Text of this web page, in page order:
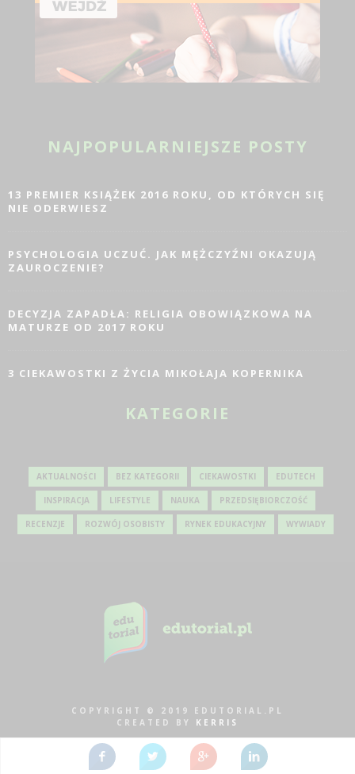
NAJPOPULARNIEJSZE POSTY
13 PREMIER KSIĄŻEK 2016 ROKU, OD KTÓRYCH SIĘ
NIE ODERWIESZ
PSYCHOLOGIA UCZUĆ. JAK MĘŻCZYŹNI OKAZUJĄ
ZAUROCZENIE?
DECYZJA ZAPADŁA: RELIGIA OBOWIĄZKOWA NA
MATURZE OD 2017 ROKU
3 CIEKAWOSTKI Z ŻYCIA MIKOŁAJA KOPERNIKA
KATEGORIE
AKTUALNOŚCI BEZ KATEGORII CIEKAWOSTKI EDUTECH
INSPIRACJA LIFESTYLE NAUKA PRZEDSIĘBIORCZOŚĆ
RECENZJE ROZWÓJ OSOBISTY RYNEK EDUKACYJNY WYWIADY
COPYRIGHT © 2019 EDUTORIAL.PL
CREATED BY KERRIS